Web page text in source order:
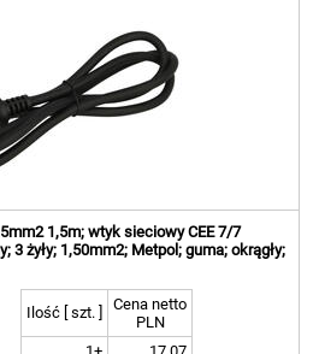
1,5m; wtyk sieciowy CEE 7/7
3 żyły; 1,50mm2; Metpol; guma; okrągły;
Ilość [ szt. ]
Cena netto
PLN